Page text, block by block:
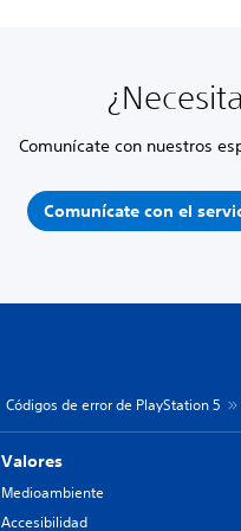
Comunícate con nuestros
Comunícate con el
Códigos de error de PlayStation 5
Valores
Medioambiente
Accesibilidad